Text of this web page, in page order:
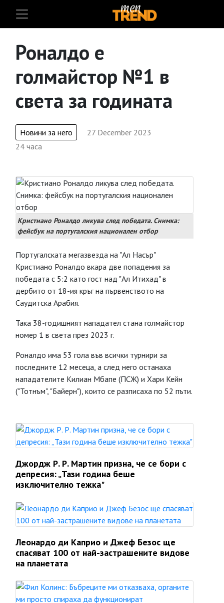
Роналдо е
голмайстор №1 в
света за годината
Новини за него
27 December 2023
24 часа
Кристиано Роналдо ликува след победата. Снимка:
фейсбук на португалския национален отбор
Португалската мегазвезда на "Ал Насър"
Кристиано Роналдо вкара две попадения за
победата с 5:2 като гост над "Ал Итихад" в
дербито от 18-ия кръг на първенството на
Саудитска Арабия.
Така 38-годишният нападател стана голмайстор
номер 1 в света през 2023 г.
Роналдо има 53 гола във всички турнири за
последните 12 месеца, а след него останаха
нападателите Килиан Мбапе (ПСЖ) и Хари Кейн
("Тотнъм", "Байерн"), които се разписаха по 52 пъти.
Джордж Р. Р. Мартин призна, че се бори с
депресия: „Тази година беше
изключително тежка"
Леонардо ди Каприо и Джеф Безос ще
спасяват 100 от най-застрашените видове
на планетата